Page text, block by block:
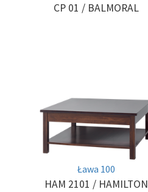
CP 01 / BALMORAL
Ława 100
HAM 2101 / HAMILTON